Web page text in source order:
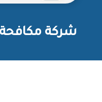
شركة